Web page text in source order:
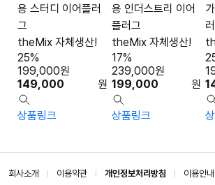
용 스터디 이어플러
그
theMix 자체생산!
149,000 원
199,000원
25%
상품링크
용 인더스트리 이어
플러그
theMix 자체생산!
199,000 원
239,000원
17%
상품링크
회사소개 이용약관 개인정보처리방침 이용안내